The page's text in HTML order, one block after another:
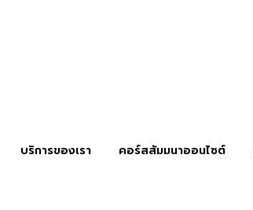
บริการของเรา คอร์สสัมมนาออนไซต์